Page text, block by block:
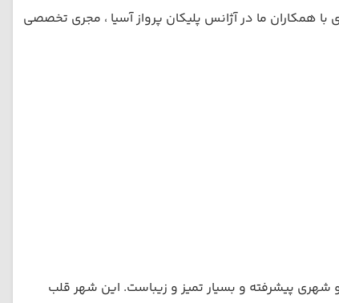
همکاران ما در آژانس پلیکان پرواز آسیا ، مجری تخصصی
شهری پیشرفته و بسیار تمیز و زیباست. این شهر قلب